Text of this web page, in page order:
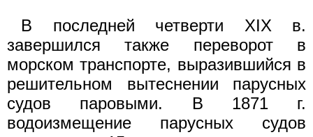
В последней четверти XIX в.
завершился также переворот в
морском транспорте, выразившийся в
решительном вытеснении парусных
судов паровыми. В 1871 г.
водоизмещение парусных судов